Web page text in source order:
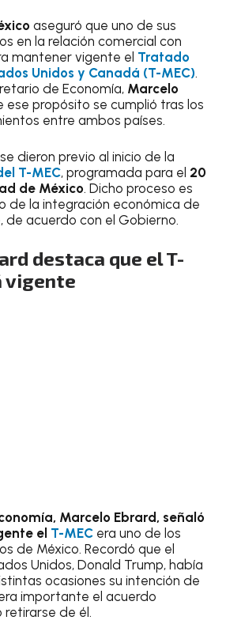
aseguró que uno de sus
en la relación comercial con
mantener vigente el Tratado
Unidos y Canadá (T-MEC).
de Economía, Marcelo
ese propósito se cumplió tras los
entre ambos países.
dieron previo al inicio de la
T-MEC, programada para el 20
de México. Dicho proceso es
de la integración económica de
de acuerdo con el Gobierno.
destaca que el T-
vigente
Marcelo Ebrard, señaló
el T-MEC era uno de los
de México. Recordó que el
Unidos, Donald Trump, había
ocasiones su intención de
importante el acuerdo
retirarse de él.